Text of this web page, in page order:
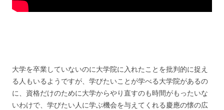
大学を卒業していないのに大学院に入れたことを批判的に捉え
る人もいるようですが、学びたいことが学べる大学院があるの
に、資格だけのために大学からやり直すのも時間がもったいな
いわけで、学びたい人に学ぶ機会を与えてくれる慶應の懐の広